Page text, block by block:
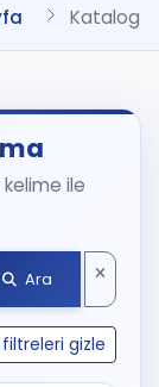
Katalog
ile
Ara
Detaylı filtreleri gizle